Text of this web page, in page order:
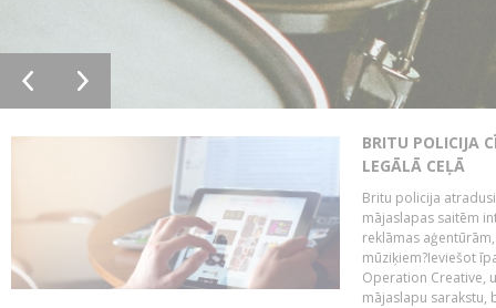
BRITU POLICIJA
LEGĀLĀ CEĻĀ
Britu policija
mājaslapas saitēm
reklāmas
mūziķiem?Ieviešot
Operation Creative,
mājaslapu sarakstu,